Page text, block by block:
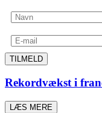
TILMELD
Rekordvækst i
LÆS MERE